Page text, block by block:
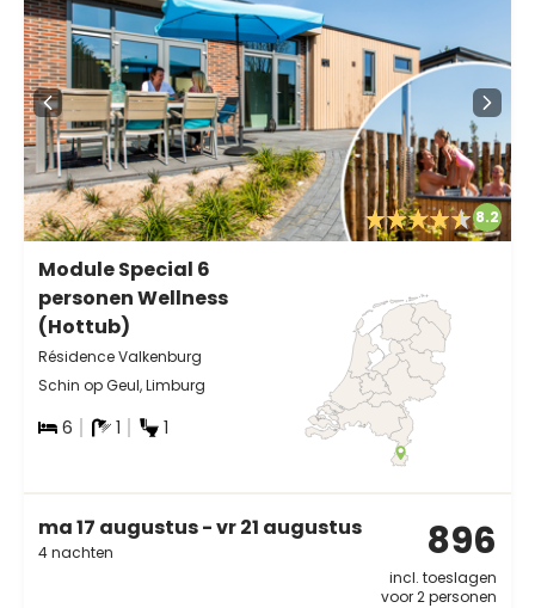
8.2
Module Special 6
personen Wellness
(Hottub)
Résidence Valkenburg
Schin op Geul, Limburg
6 1 1
ma 17 augustus - vr 21 augustus
4 nachten 896
incl. toeslagen
voor 2 personen